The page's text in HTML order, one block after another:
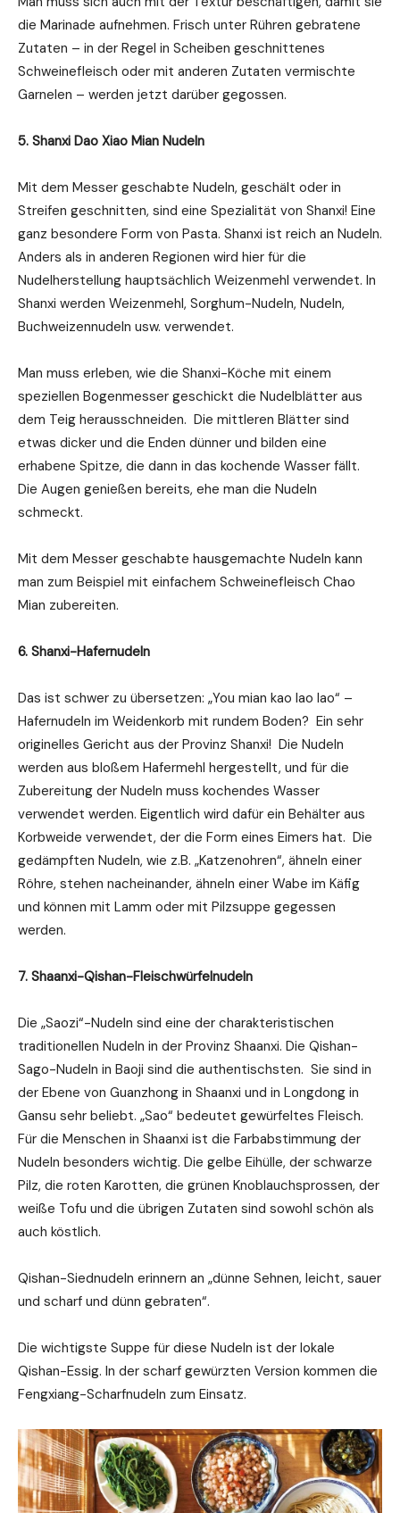
die Marinade aufnehmen. Frisch unter Rühren gebratene
Zutaten – in der Regel in Scheiben geschnittenes
Schweinefleisch oder mit anderen Zutaten vermischte
Garnelen – werden jetzt darüber gegossen.
5. Shanxi Dao Xiao Mian Nudeln
Mit dem Messer geschabte Nudeln, geschält oder in
Streifen geschnitten, sind eine Spezialität von Shanxi! Eine
ganz besondere Form von Pasta. Shanxi ist reich an Nudeln.
Anders als in anderen Regionen wird hier für die
Nudelherstellung hauptsächlich Weizenmehl verwendet. In
Shanxi werden Weizenmehl, Sorghum-Nudeln, Nudeln,
Buchweizennudeln usw. verwendet.
Man muss erleben, wie die Shanxi-Köche mit einem
speziellen Bogenmesser geschickt die Nudelblätter aus
dem Teig herausschneiden. Die mittleren Blätter sind
etwas dicker und die Enden dünner und bilden eine
erhabene Spitze, die dann in das kochende Wasser fällt.
Die Augen genießen bereits, ehe man die Nudeln
schmeckt.
Mit dem Messer geschabte hausgemachte Nudeln kann
man zum Beispiel mit einfachem Schweinefleisch Chao
Mian zubereiten.
6. Shanxi-Hafernudeln
Das ist schwer zu übersetzen: „You mian kao lao lao“ –
Hafernudeln im Weidenkorb mit rundem Boden? Ein sehr
originelles Gericht aus der Provinz Shanxi! Die Nudeln
werden aus bloßem Hafermehl hergestellt, und für die
Zubereitung der Nudeln muss kochendes Wasser
verwendet werden. Eigentlich wird dafür ein Behälter aus
Korbweide verwendet, der die Form eines Eimers hat. Die
gedämpften Nudeln, wie z.B. „Katzenohren“, ähneln einer
Röhre, stehen nacheinander, ähneln einer Wabe im Käfig
und können mit Lamm oder mit Pilzsuppe gegessen
werden.
7. Shaanxi-Qishan-Fleischwürfelnudeln
Die „Saozi“-Nudeln sind eine der charakteristischen
traditionellen Nudeln in der Provinz Shaanxi. Die Qishan-
Sago-Nudeln in Baoji sind die authentischsten. Sie sind in
der Ebene von Guanzhong in Shaanxi und in Longdong in
Gansu sehr beliebt. „Sao“ bedeutet gewürfeltes Fleisch.
Für die Menschen in Shaanxi ist die Farbabstimmung der
Nudeln besonders wichtig. Die gelbe Eihülle, der schwarze
Pilz, die roten Karotten, die grünen Knoblauchsprossen, der
weiße Tofu und die übrigen Zutaten sind sowohl schön als
auch köstlich.
Qishan-Siednudeln erinnern an „dünne Sehnen, leicht, sauer
und scharf und dünn gebraten“.
Die wichtigste Suppe für diese Nudeln ist der lokale
Qishan-Essig. In der scharf gewürzten Version kommen die
Fengxiang-Scharfnudeln zum Einsatz.